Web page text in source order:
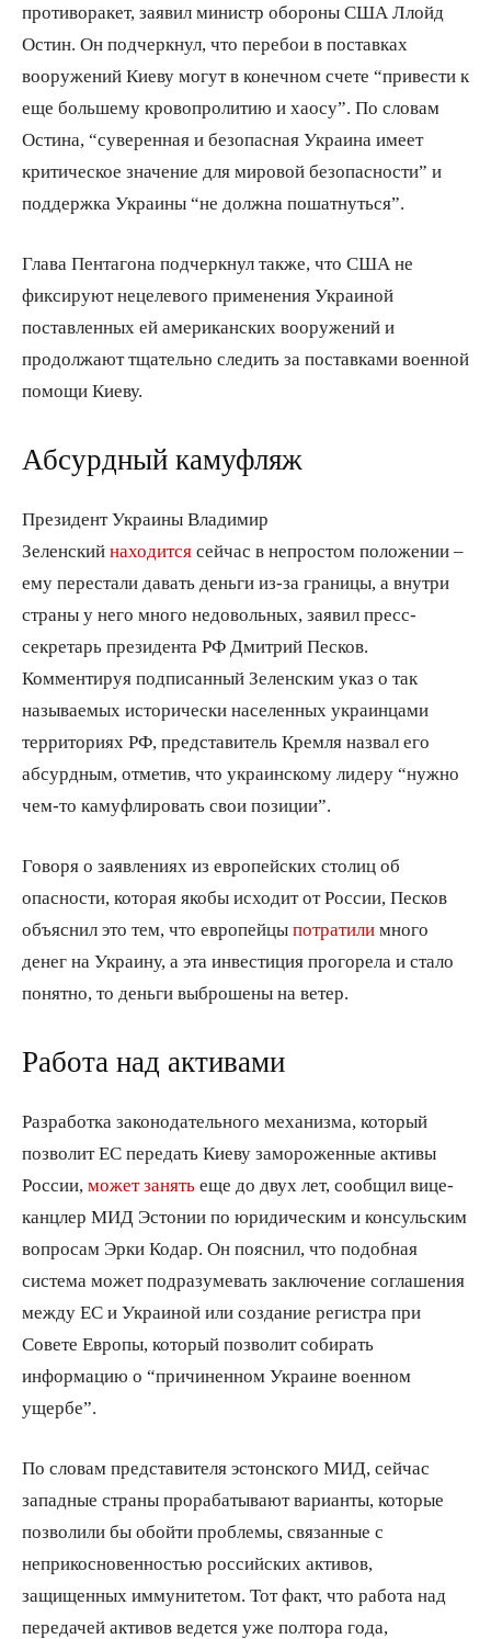
противоракет, заявил министр обороны США Ллойд
Остин. Он подчеркнул, что перебои в поставках
вооружений Киеву могут в конечном счете “привести к
еще большему кровопролитию и хаосу”. По словам
Остина, “суверенная и безопасная Украина имеет
критическое значение для мировой безопасности” и
поддержка Украины “не должна пошатнуться”.
Глава Пентагона подчеркнул также, что США не
фиксируют нецелевого применения Украиной
поставленных ей американских вооружений и
продолжают тщательно следить за поставками военной
помощи Киеву.
Абсурдный камуфляж
Президент Украины Владимир
Зеленский находится сейчас в непростом положении –
ему перестали давать деньги из-за границы, а внутри
страны у него много недовольных, заявил пресс-
секретарь президента РФ Дмитрий Песков.
Комментируя подписанный Зеленским указ о так
называемых исторически населенных украинцами
территориях РФ, представитель Кремля назвал его
абсурдным, отметив, что украинскому лидеру “нужно
чем-то камуфлировать свои позиции”.
Говоря о заявлениях из европейских столиц об
опасности, которая якобы исходит от России, Песков
объяснил это тем, что европейцы потратили много
денег на Украину, а эта инвестиция прогорела и стало
понятно, то деньги выброшены на ветер.
Работа над активами
Разработка законодательного механизма, который
позволит ЕС передать Киеву замороженные активы
России, может занять еще до двух лет, сообщил вице-
канцлер МИД Эстонии по юридическим и консульским
вопросам Эрки Кодар. Он пояснил, что подобная
система может подразумевать заключение соглашения
между ЕС и Украиной или создание регистра при
Совете Европы, который позволит собирать
информацию о “причиненном Украине военном
ущербе”.
По словам представителя эстонского МИД, сейчас
западные страны прорабатывают варианты, которые
позволили бы обойти проблемы, связанные с
неприкосновенностью российских активов,
защищенных иммунитетом. Тот факт, что работа над
передачей активов ведется уже полтора года,